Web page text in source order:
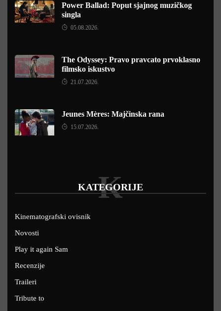
Power Ballad: Poput sjajnog muzičkog
singla
05.08.2026.
The Odyssey: Pravo pravcato prvoklasno
filmsko iskustvo
21.07.2026.
Jeunes Mères: Majčinska rana
15.07.2026.
KATEGORIJE
K
Kinematografski ovisnik
Novosti
Play it again Sam
Recenzije
Traileri
Tribute to